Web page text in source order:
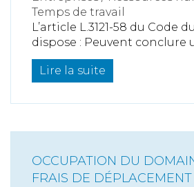
Temps de travail
L’article L.3121-58 du Code
dispose : Peuvent conclure
Lire la suite
OCCUPATION DU
FRAIS DE